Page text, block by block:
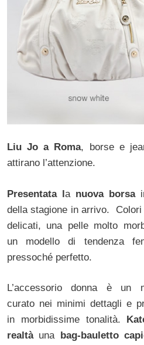
Liu Jo a Roma, borse e
attirano l’attenzione.
Presentata lanuova borsa
della stagione in arrivo. Colori
delicati, una pelle molto
un modello di tendenza
pressoché perfetto.
L’accessorio donna è un
curato nei minimi dettagli e
in morbidissime tonalità.
realtà una
bag-bauletto